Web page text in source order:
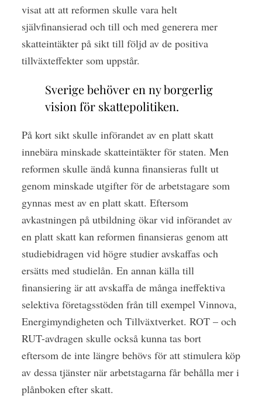
visat att att reformen skulle vara helt
självfinansierad och till och med generera mer
skatteintäkter på sikt till följd av de positiva
tillväxteffekter som uppstår.
Sverige behöver en ny borgerlig
vision för skattepolitiken.
På kort sikt skulle införandet av en platt skatt
innebära minskade skatteintäkter för staten. Men
reformen skulle ändå kunna finansieras fullt ut
genom minskade utgifter för de arbetstagare som
gynnas mest av en platt skatt. Eftersom
avkastningen på utbildning ökar vid införandet av
en platt skatt kan reformen finansieras genom att
studiebidragen vid högre studier avskaffas och
ersätts med studielån. En annan källa till
finansiering är att avskaffa de många ineffektiva
selektiva företagsstöden från till exempel Vinnova,
Energimyndigheten och Tillväxtverket. ROT – och
RUT-avdragen skulle också kunna tas bort
eftersom de inte längre behövs för att stimulera köp
av dessa tjänster när arbetstagarna får behålla mer i
plånboken efter skatt.